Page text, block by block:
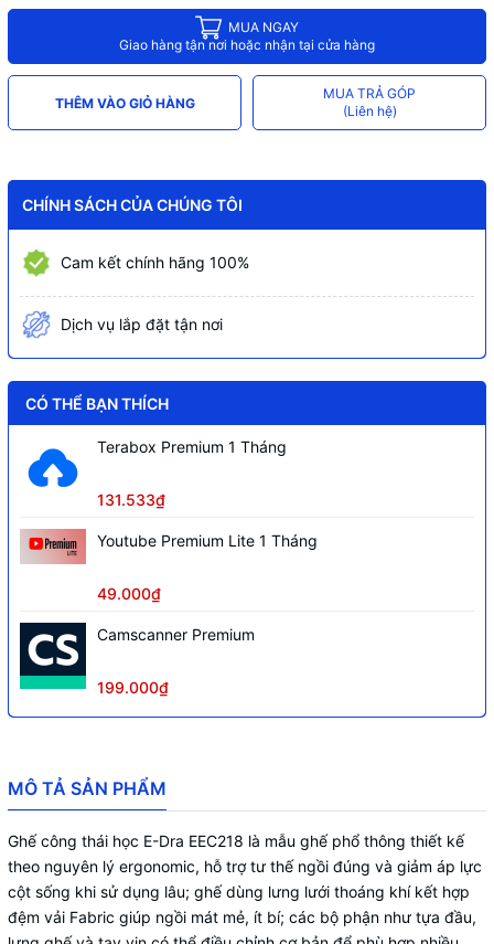
MUA NGAY
Giao hàng tận nơi hoặc nhận tại cửa hàng
THÊM VÀO GIỎ HÀNG
MUA TRẢ GÓP
(Liên hệ)
CHÍNH SÁCH CỦA CHÚNG TÔI
Cam kết chính hãng 100%
Dịch vụ lắp đặt tận nơi
CÓ THỂ BẠN THÍCH
Terabox Premium 1 Tháng
131.533₫
Youtube Premium Lite 1 Tháng
49.000₫
Camscanner Premium
199.000₫
MÔ TẢ SẢN PHẨM
Ghế công thái học E-Dra EEC218 là mẫu ghế phổ thông thiết kế
theo nguyên lý ergonomic, hỗ trợ tư thế ngồi đúng và giảm áp lực
cột sống khi sử dụng lâu; ghế dùng lưng lưới thoáng khí kết hợp
đệm vải Fabric giúp ngồi mát mẻ, ít bí; các bộ phận như tựa đầu,